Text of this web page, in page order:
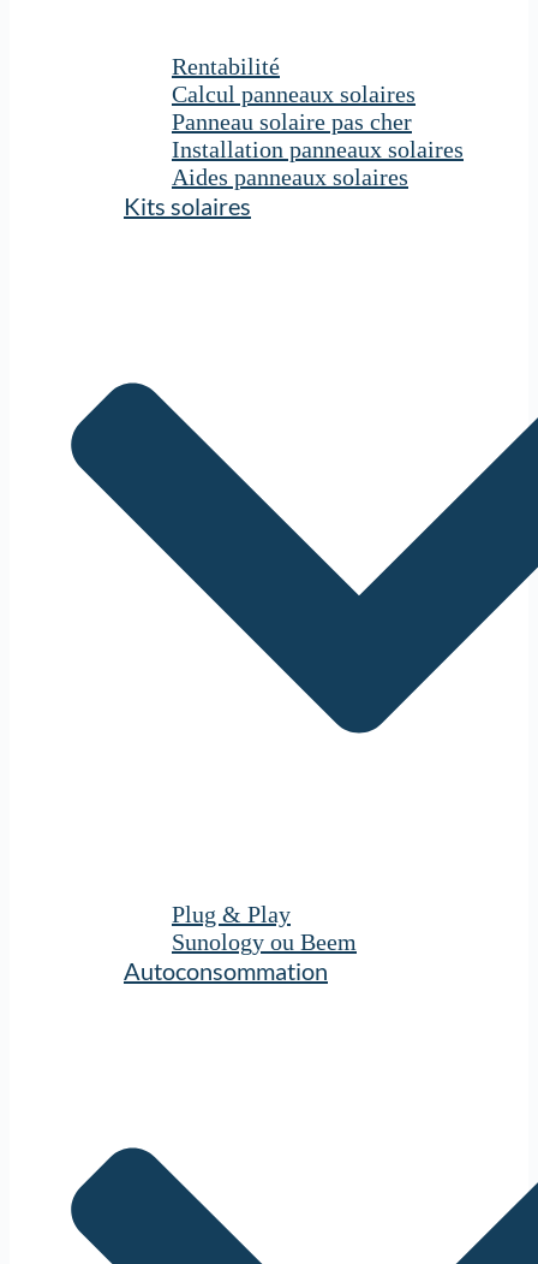
Rentabilité
Calcul panneaux solaires
Panneau solaire pas cher
Installation panneaux solaires
Aides panneaux solaires
Kits solaires
Plug & Play
Sunology ou Beem
Autoconsommation